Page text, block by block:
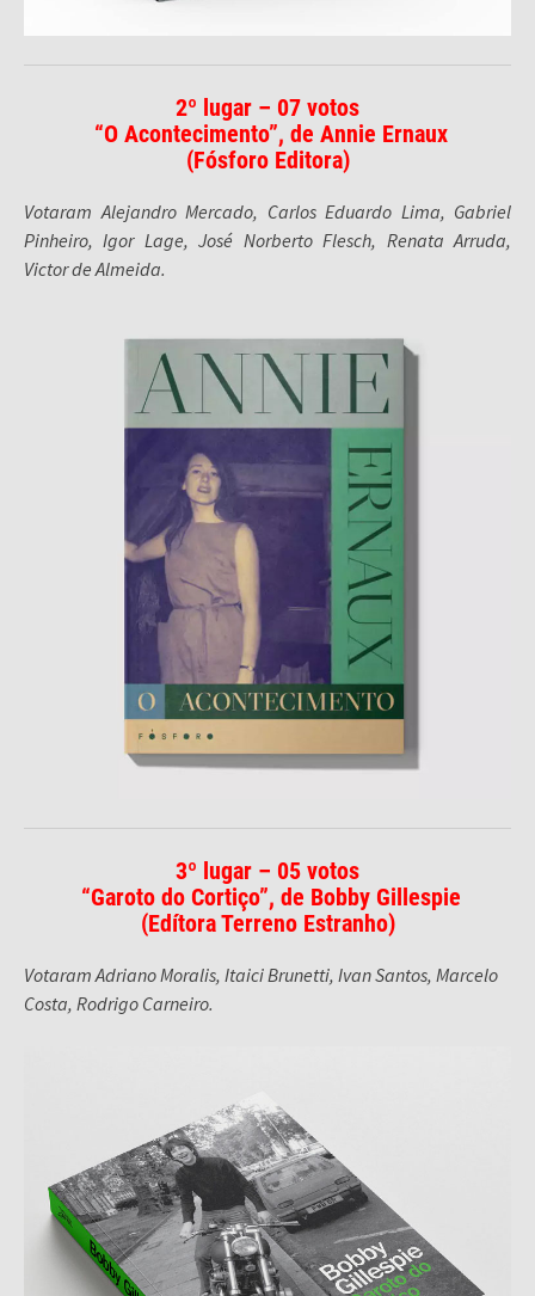
2º lugar – 07 votos
“O Acontecimento”, de Annie Ernaux
(Fósforo Editora)
Votaram Alejandro Mercado, Carlos Eduardo Lima, Gabriel
Pinheiro, Igor Lage, José Norberto Flesch, Renata Arruda,
Victor de Almeida.
3º lugar – 05 votos
“Garoto do Cortiço”, de Bobby Gillespie
(Edítora Terreno Estranho)
Votaram Adriano Moralis, Itaici Brunetti, Ivan Santos, Marcelo
Costa, Rodrigo Carneiro.